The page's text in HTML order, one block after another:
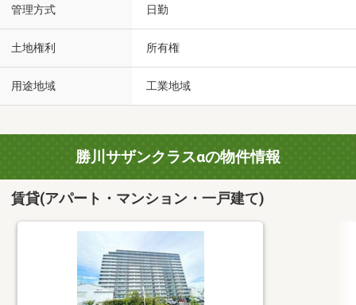
管理方式 日勤
土地権利 所有権
用途地域 工業地域
勝川サザンクラスαの物件情報
賃貸(アパート・マンション・一戸建て)